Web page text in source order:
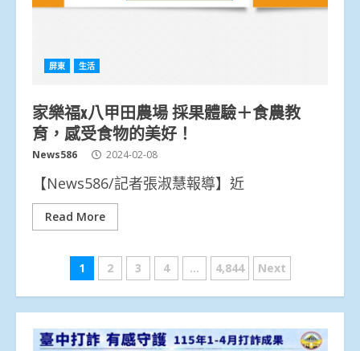
屏東 生活
家樂福x八甲田農場 採果體驗＋食農教
育，感受食物的美好！
News586 2024-02-08
【News586/記者張淑慧報導】近
Read More
文
章
分
1 2 3 4 ... 4,844 Next